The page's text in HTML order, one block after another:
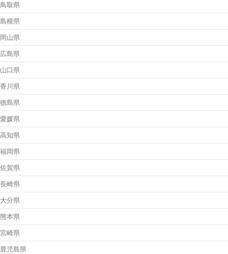
鳥取県
島根県
岡山県
広島県
山口県
香川県
徳島県
愛媛県
高知県
福岡県
佐賀県
長崎県
大分県
熊本県
宮崎県
鹿児島県